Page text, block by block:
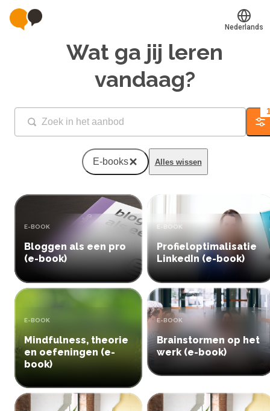
Mijn leerplek
Alle onderwerpen
Account en hulp
Inloggen
Aanmelden
Nederlands
Wat ga jij leren
vandaag?
E-books Alles wissen
Bloggen als een pro
(e-book)
TYPE:
E-BOOK
Profieloptimalisatie
LinkedIn (e-book)
TYPE:
E-BOOK
Mindfulness, theorie
en oefeningen (e-
book)
TYPE:
E-BOOK
Brainstormen op het
werk (e-book)
TYPE:
E-BOOK